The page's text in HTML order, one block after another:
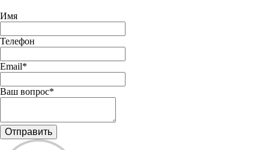
Имя
Телефон
Email*
Ваш вопрос*